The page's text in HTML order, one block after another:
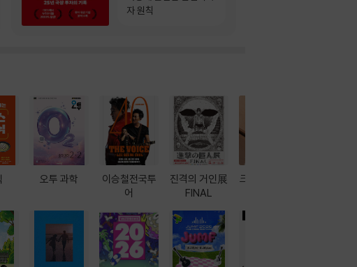
자 원칙
오투 과학
이승철전국투
어
진격의 거인展
FINAL
크레마 이북 리